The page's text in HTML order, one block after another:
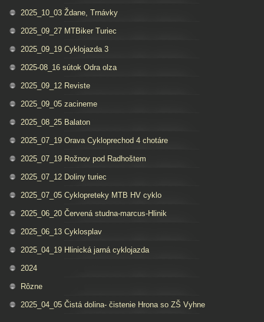
2025_10_03 Ždane, Trnávky
2025_09_27 MTBiker Turiec
2025_09_19 Cyklojazda 3
2025-08_16 sútok Odra olza
2025_09_12 Reviste
2025_09_05 zacineme
2025_08_25 Balaton
2025_07_19 Orava Cykloprechod 4 chotáre
2025_07_19 Rožnov pod Radhoštem
2025_07_12 Doliny turiec
2025_07_05 Cyklopreteky MTB HV cyklo
2025_06_20 Červená studna-marcus-Hlinik
2025_06_13 Cyklosplav
2025_04_19 Hlinická jarná cyklojazda
2024
Rôzne
2025_04_05 Čistá dolina- čistenie Hrona so ZŠ Vyhne